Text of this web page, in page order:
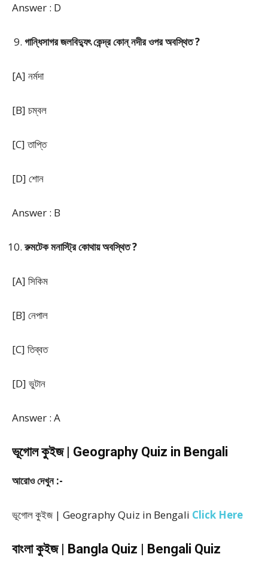
Answer : D
গান্ধিসাগর জলবিদ্যুৎ কেন্দ্র কোন্ নদীর ওপর অবস্থিত ?
[A] নর্মদা
[B] চম্বল
[C] তাপ্তি
[D] শোন
Answer : B
রুমটেক মনাস্ট্রি কোথায় অবস্থিত ?
[A] সিকিম
[B] নেপাল
[C] তিব্বত
[D] ভুটান
Answer : A
ভূগোল কুইজ | Geography Quiz in Bengali
আরোও দেখুন :-
ভূগোল কুইজ | Geography Quiz in Bengali Click Here
বাংলা কুইজ | Bangla Quiz | Bengali Quiz